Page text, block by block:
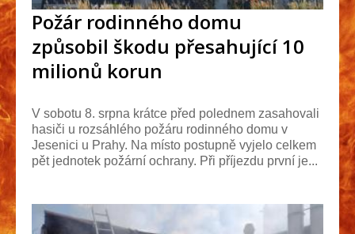
Požár rodinného domu
způsobil škodu přesahující 10
milionů korun
V sobotu 8. srpna krátce před polednem zasahovali
hasiči u rozsáhlého požáru rodinného domu v
Jesenici u Prahy. Na místo postupně vyjelo celkem
pět jednotek požární ochrany. Při příjezdu první je...